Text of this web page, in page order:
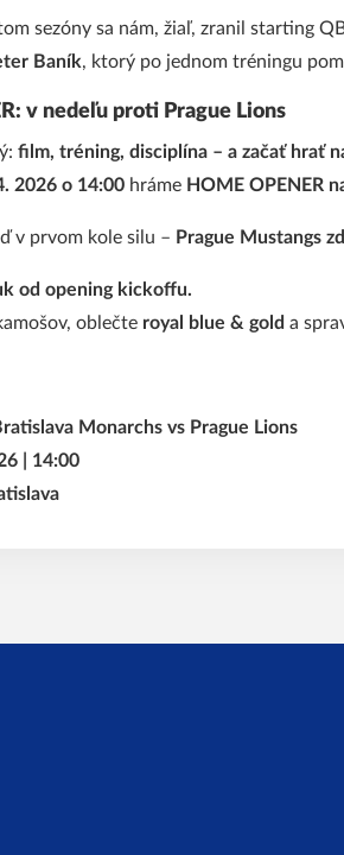
sezóny sa nám, žiaľ, zranil starting
Baník, ktorý po jednom tréningu
v nedeľu proti Prague Lions
film, tréning, disciplína – a začať hrať
2026 o 14:00 hráme HOME OPENER
v prvom kole silu – Prague Mustangs
od opening kickoffu.
oblečte royal blue & gold a
Monarchs vs Prague Lions
| 14:00